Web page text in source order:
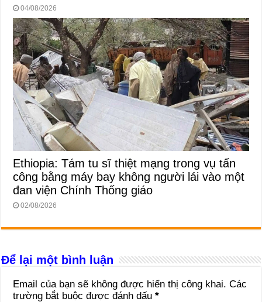
04/08/2026
Ethiopia: Tám tu sĩ thiệt mạng trong vụ tấn
công bằng máy bay không người lái vào một
đan viện Chính Thống giáo
02/08/2026
Để lại một bình luận
Email của bạn sẽ không được hiển thị công khai. Các
trường bắt buộc được đánh dấu*